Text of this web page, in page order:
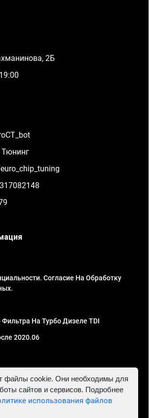
2Б
Тюнинг
Согласие На Обработку
На Турбо Дизеле TDI
2020.06
Павлович. ИНН 781302555843,
файлы cookie. Они необходимы для
сайтов и сервисов. Подробнее
использования файлов